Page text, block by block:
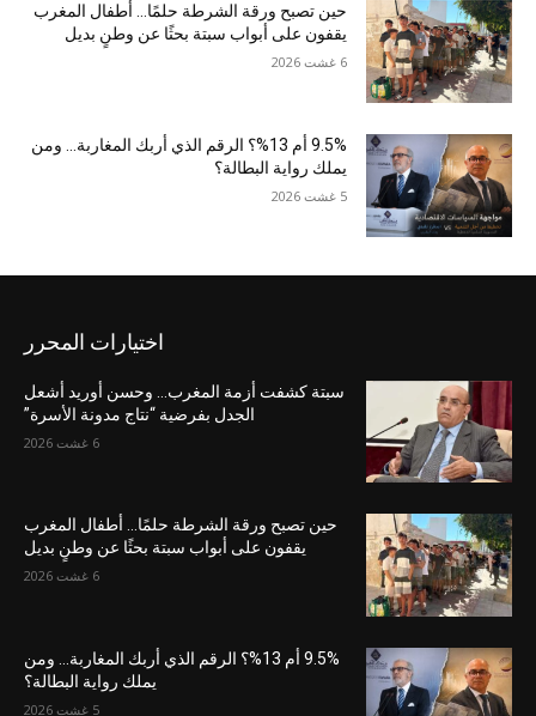
حين تصبح ورقة الشرطة حلمًا… أطفال المغرب
يقفون على أبواب سبتة بحثًا عن وطنٍ بديل
6 غشت 2026
9.5% أم 13%؟ الرقم الذي أربك المغاربة… ومن
يملك رواية البطالة؟
5 غشت 2026
اختيارات المحرر
سبتة كشفت أزمة المغرب… وحسن أوريد أشعل
الجدل بفرضية “نتاج مدونة الأسرة”
6 غشت 2026
حين تصبح ورقة الشرطة حلمًا… أطفال المغرب
يقفون على أبواب سبتة بحثًا عن وطنٍ بديل
6 غشت 2026
9.5% أم 13%؟ الرقم الذي أربك المغاربة… ومن
يملك رواية البطالة؟
5 غشت 2026